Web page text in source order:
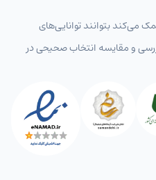
می‌کند بتوانند توانایی‌های
و مقایسه انتخاب‌ صحیحی در